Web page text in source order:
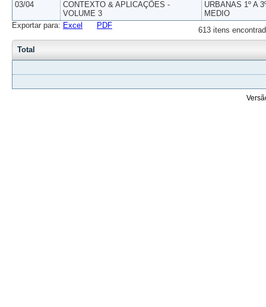
03/04
CONTEXTO & APLICAÇÕES -
VOLUME 3
URBANAS 1º A
MEDIO
613 itens
Exportar para: Excel PDF
Total